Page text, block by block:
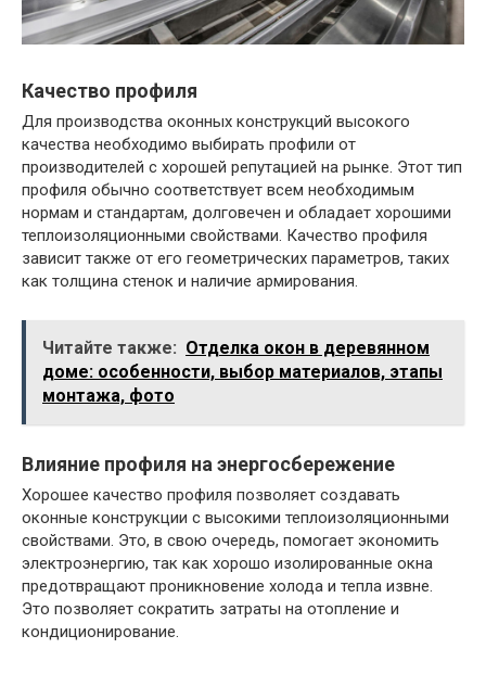
Качество профиля
Для производства оконных конструкций высокого
качества необходимо выбирать профили от
производителей с хорошей репутацией на рынке. Этот тип
профиля обычно соответствует всем необходимым
нормам и стандартам, долговечен и обладает хорошими
теплоизоляционными свойствами. Качество профиля
зависит также от его геометрических параметров, таких
как толщина стенок и наличие армирования.
Читайте также: Отделка окон в деревянном
доме: особенности, выбор материалов, этапы
монтажа, фото
Влияние профиля на энергосбережение
Хорошее качество профиля позволяет создавать
оконные конструкции с высокими теплоизоляционными
свойствами. Это, в свою очередь, помогает экономить
электроэнергию, так как хорошо изолированные окна
предотвращают проникновение холода и тепла извне.
Это позволяет сократить затраты на отопление и
кондиционирование.